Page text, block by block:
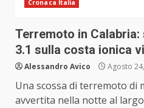
Cronaca Italia
Terremoto in
3.1 sulla costa ionica
Alessandro Avico Agosto
Una scossa di terremoto di
avvertita nella notte al largo